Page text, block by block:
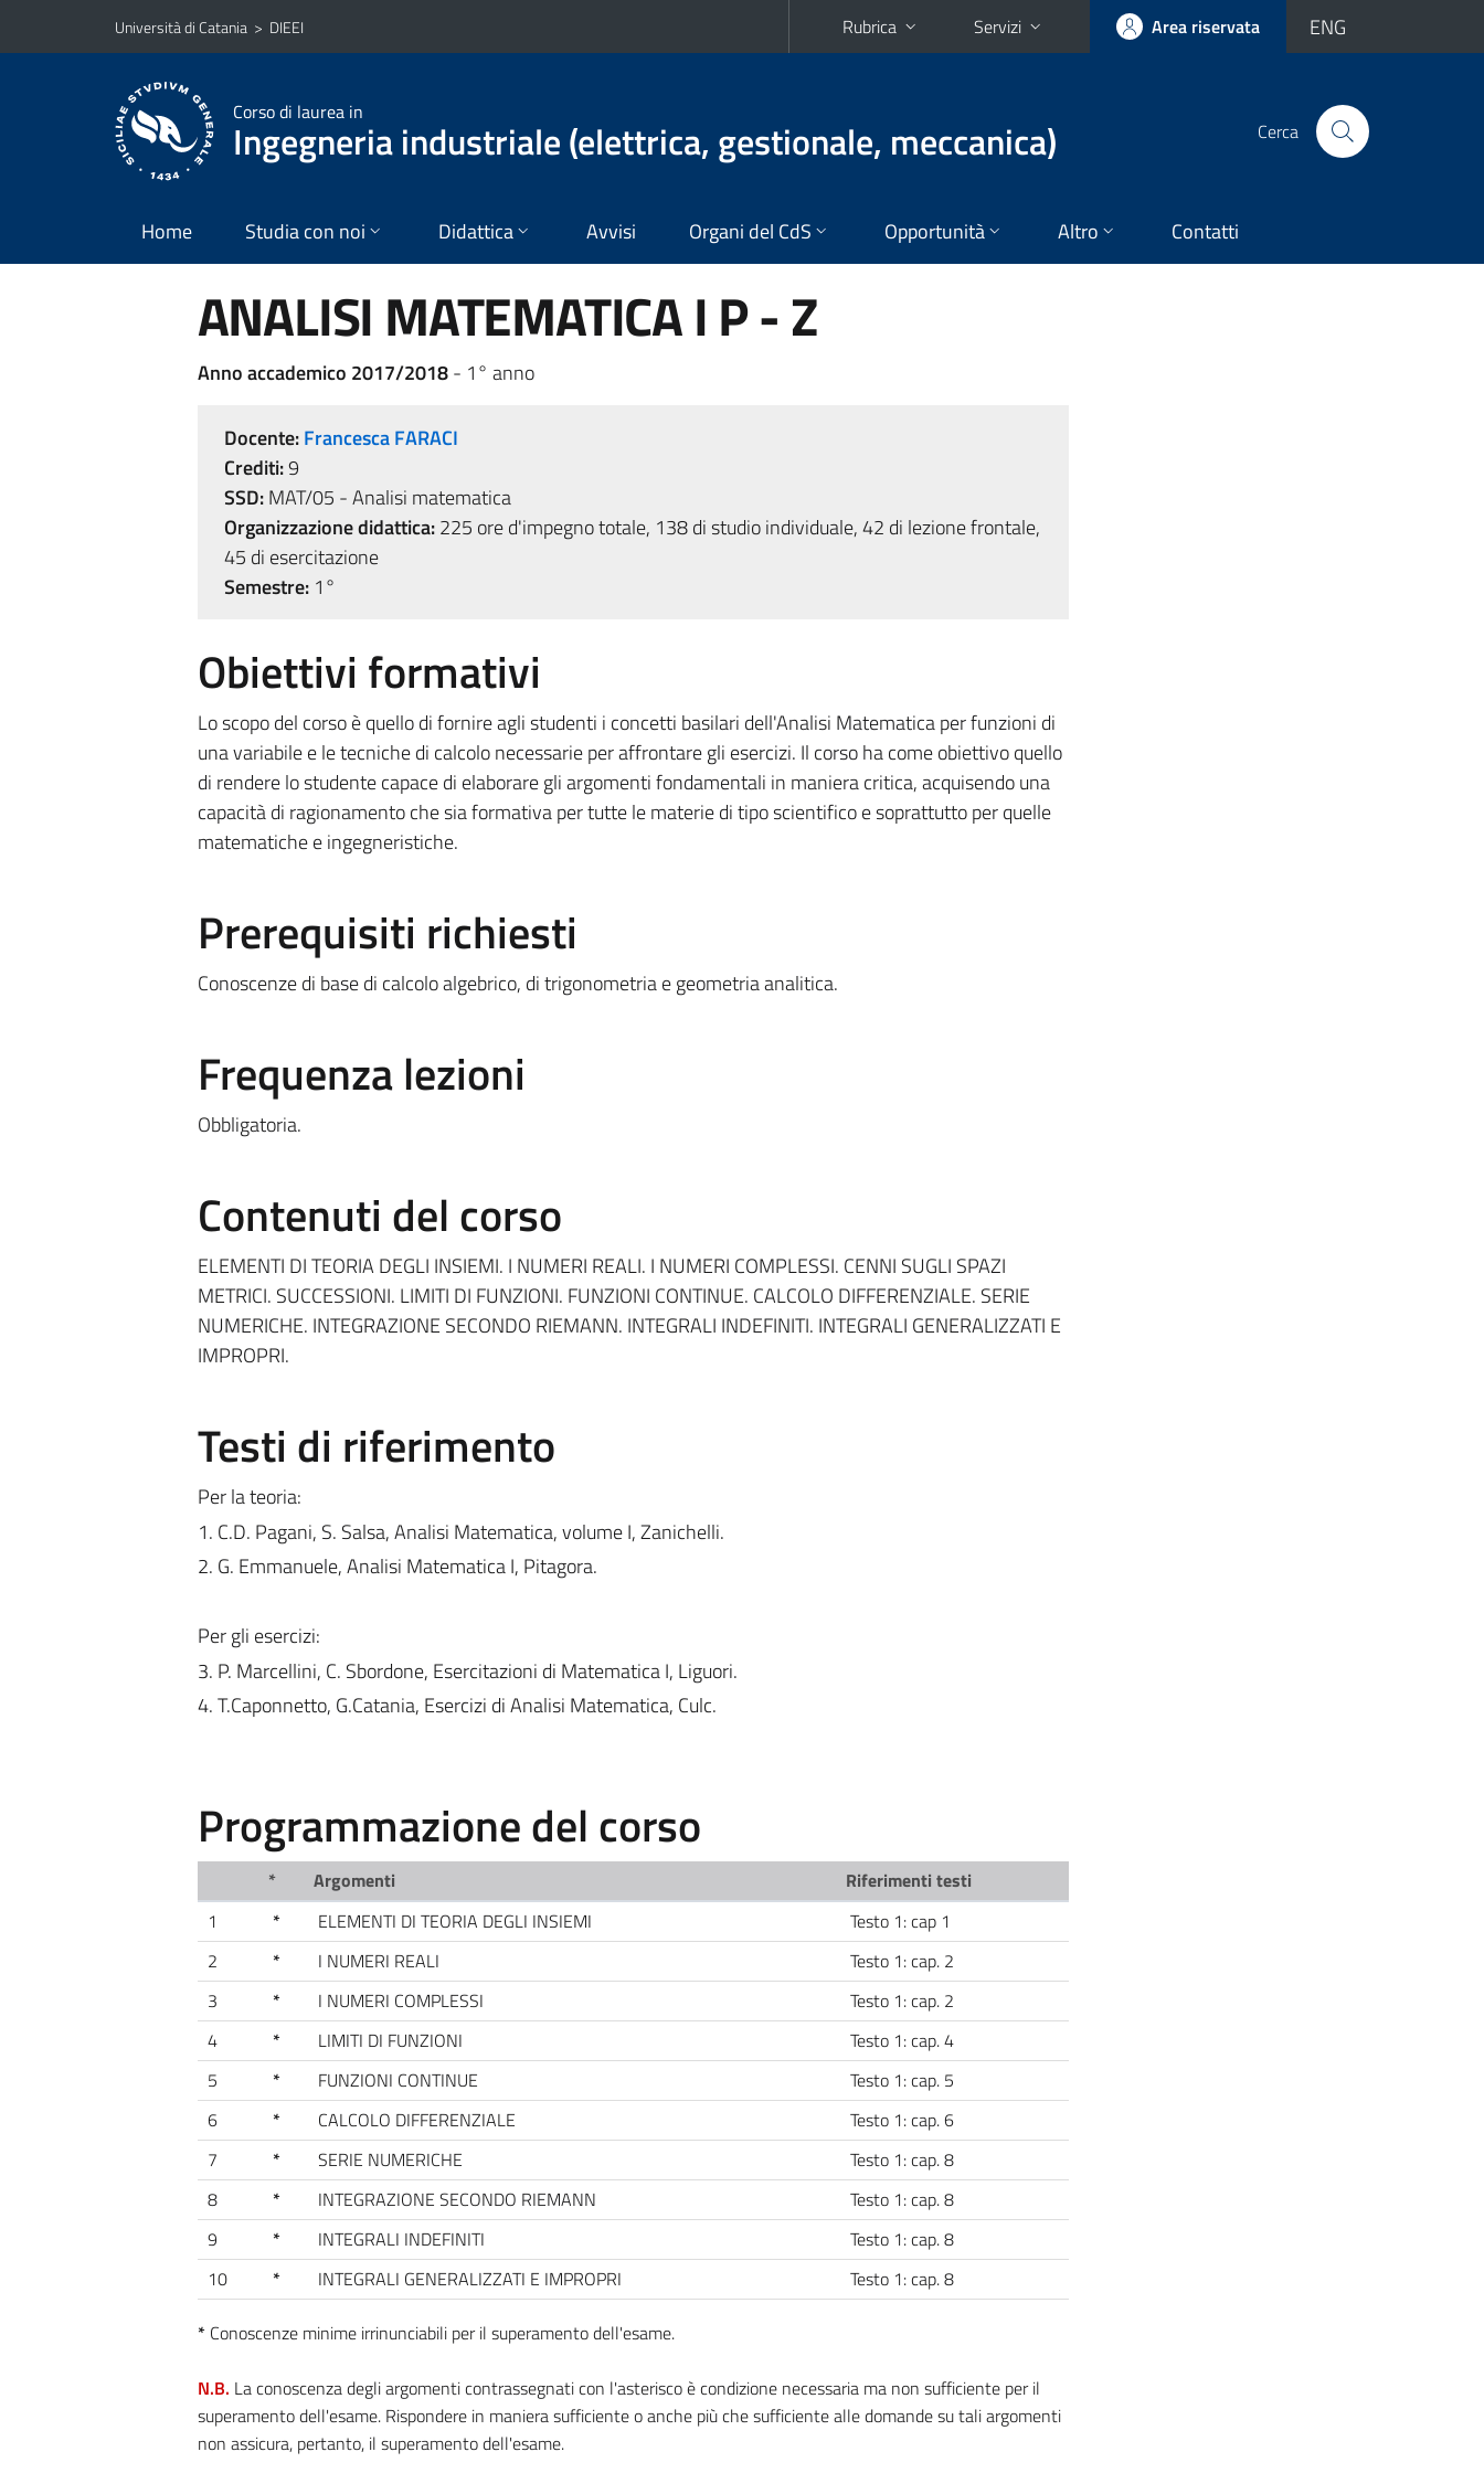
Vai al contenuto principale
Vai al menu di navigazione
Università di Catania > DIEEI Rubrica Servizi Area riservata ENG
Corso di laurea in
Ingegneria industriale (elettrica, gestionale, meccanica) Cerca
Home Studia con noi Didattica Avvisi Organi del CdS Opportunità Altro Contatti
ANALISI MATEMATICA I P - Z
Anno accademico 2017/2018- 1° anno
Docente:Francesca FARACI
Crediti:9
SSD:MAT/05 - Analisi matematica
Organizzazione didattica:225 ore d'impegno totale, 138 di studio individuale, 42 di lezione frontale,
45 di esercitazione
Semestre:1°
Obiettivi formativi
Lo scopo del corso è quello di fornire agli studenti i concetti basilari dell'Analisi Matematica per funzioni di
una variabile e le tecniche di calcolo necessarie per affrontare gli esercizi. Il corso ha come obiettivo quello
di rendere lo studente capace di elaborare gli argomenti fondamentali in maniera critica, acquisendo una
capacità di ragionamento che sia formativa per tutte le materie di tipo scientifico e soprattutto per quelle
matematiche e ingegneristiche.
Prerequisiti richiesti
Conoscenze di base di calcolo algebrico, di trigonometria e geometria analitica.
Frequenza lezioni
Obbligatoria.
Contenuti del corso
ELEMENTI DI TEORIA DEGLI INSIEMI. I NUMERI REALI. I NUMERI COMPLESSI. CENNI SUGLI SPAZI
METRICI. SUCCESSIONI. LIMITI DI FUNZIONI. FUNZIONI CONTINUE. CALCOLO DIFFERENZIALE. SERIE
NUMERICHE. INTEGRAZIONE SECONDO RIEMANN. INTEGRALI INDEFINITI. INTEGRALI GENERALIZZATI E
IMPROPRI.
Testi di riferimento
Per la teoria:
1. C.D. Pagani, S. Salsa, Analisi Matematica, volume I, Zanichelli.
2. G. Emmanuele, Analisi Matematica I, Pitagora.
Per gli esercizi:
3. P. Marcellini, C. Sbordone, Esercitazioni di Matematica I, Liguori.
4. T.Caponnetto, G.Catania, Esercizi di Analisi Matematica, Culc.
Programmazione del corso
* Argomenti
Riferimenti testi
1
* ELEMENTI DI TEORIA DEGLI INSIEMI
Testo 1: cap 1
2
* I NUMERI REALI
Testo 1: cap. 2
3
* I NUMERI COMPLESSI
Testo 1: cap. 2
4
* LIMITI DI FUNZIONI
Testo 1: cap. 4
5
* FUNZIONI CONTINUE
Testo 1: cap. 5
6
* CALCOLO DIFFERENZIALE
Testo 1: cap. 6
7
* SERIE NUMERICHE
Testo 1: cap. 8
8
* INTEGRAZIONE SECONDO RIEMANN
Testo 1: cap. 8
9
* INTEGRALI INDEFINITI
Testo 1: cap. 8
10
* INTEGRALI GENERALIZZATI E IMPROPRI Testo 1: cap. 8
*Conoscenze minime irrinunciabili per il superamento dell'esame.
N.B. La conoscenza degli argomenti contrassegnati con l'asterisco è condizione necessaria ma non sufficiente per il
superamento dell'esame. Rispondere in maniera sufficiente o anche più che sufficiente alle domande su tali argomenti
non assicura, pertanto, il superamento dell'esame.